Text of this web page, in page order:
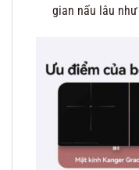
gian nấu lâu